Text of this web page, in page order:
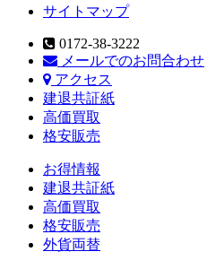
サイトマップ
0172-38-3222
メールでのお問合わせ
アクセス
建退共証紙
高価買取
格安販売
お得情報
建退共証紙
高価買取
格安販売
外貨両替